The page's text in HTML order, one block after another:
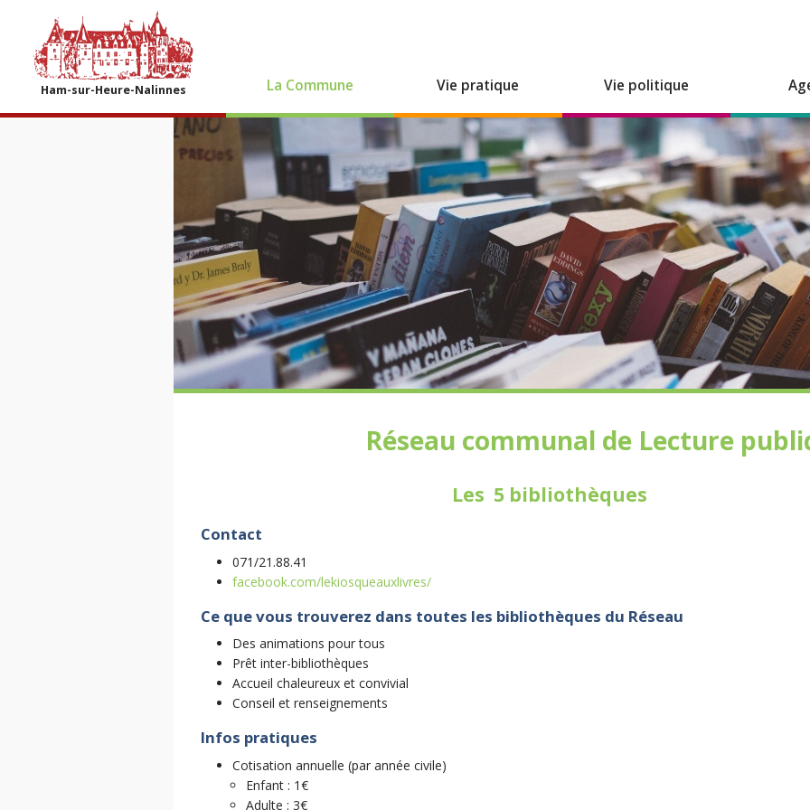
Ham-sur-Heure-Nalinnes La Commune Vie pratique Vie politique
Réseau communal de Lecture
Les 5 bibliothèques
Contact
071/21.88.41
facebook.com/lekiosqueauxlivres/
Ce que vous trouverez dans toutes les bibliothèques du Réseau
Des animations pour tous
Prêt inter-bibliothèques
Accueil chaleureux et convivial
Conseil et renseignements
Infos pratiques
Cotisation annuelle (par année civile)
Enfant : 1€
Adulte : 3€